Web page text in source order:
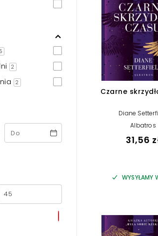
5
2
2
Czarne
Diane
Albatros
31,56
WYSYŁAMY